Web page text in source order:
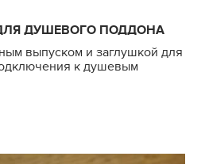
ДУШЕВОГО ПОДДОНА
выпуском и заглушкой для
к душевым